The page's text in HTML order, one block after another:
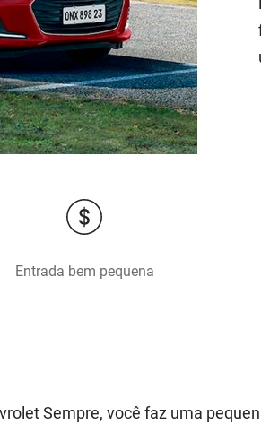
Entrada bem pequena
Sempre, você faz uma